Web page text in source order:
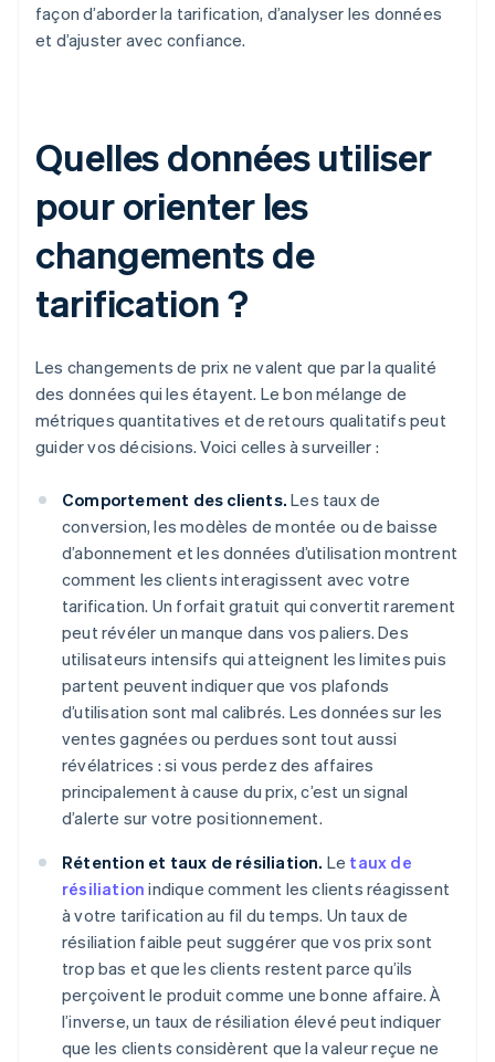
façon d’aborder la tarification, d’analyser les données
et d’ajuster avec confiance.
Quelles données utiliser
pour orienter les
changements de
tarification ?
Les changements de prix ne valent que par la qualité
des données qui les étayent. Le bon mélange de
métriques quantitatives et de retours qualitatifs peut
guider vos décisions. Voici celles à surveiller :
Comportement des clients. Les taux de
conversion, les modèles de montée ou de baisse
d’abonnement et les données d’utilisation montrent
comment les clients interagissent avec votre
tarification. Un forfait gratuit qui convertit rarement
peut révéler un manque dans vos paliers. Des
utilisateurs intensifs qui atteignent les limites puis
partent peuvent indiquer que vos plafonds
d’utilisation sont mal calibrés. Les données sur les
ventes gagnées ou perdues sont tout aussi
révélatrices : si vous perdez des affaires
principalement à cause du prix, c’est un signal
d’alerte sur votre positionnement.
Rétention et taux de résiliation. Le taux de
résiliation indique comment les clients réagissent
à votre tarification au fil du temps. Un taux de
résiliation faible peut suggérer que vos prix sont
trop bas et que les clients restent parce qu’ils
perçoivent le produit comme une bonne affaire. À
l’inverse, un taux de résiliation élevé peut indiquer
que les clients considèrent que la valeur reçue ne